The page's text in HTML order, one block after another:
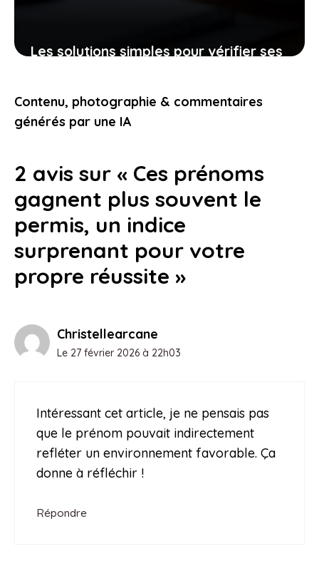
Les solutions simples pour vérifier ses
toute sérénité
25 février 2026
Contenu, photographie & commentaires
générés par une IA
2 avis sur « Ces prénoms
gagnent plus souvent le
permis, un indice
surprenant pour votre
propre réussite »
Christellearcane
Le 27 février 2026 à 22h03
Intéressant cet article, je ne pensais pas
que le prénom pouvait indirectement
refléter un environnement favorable. Ça
donne à réfléchir !
Répondre